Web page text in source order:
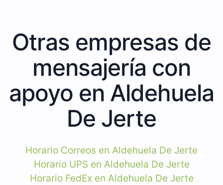
Otras empresas de
mensajería con
apoyo en Aldehuela
De Jerte
Horario Correos en Aldehuela De Jerte
Horario UPS en Aldehuela De Jerte
Horario FedEx en Aldehuela De Jerte